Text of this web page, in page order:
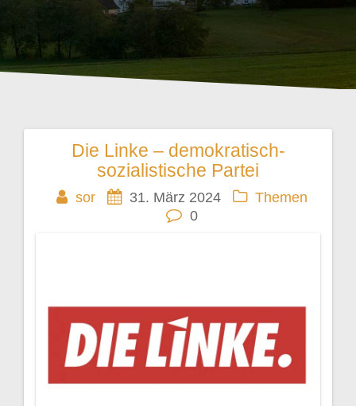
Die Linke – demokratisch-
sozialistische Partei
sor 31. März 2024
Themen
0
Beitragsnavigation